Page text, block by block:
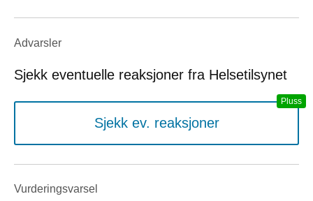
Advarsler
Sjekk eventuelle reaksjoner fra Helsetilsynet
Sjekk ev. reaksjoner
Vurderings­varsel